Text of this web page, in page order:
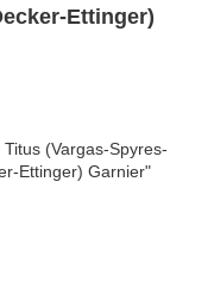
Ettinger)